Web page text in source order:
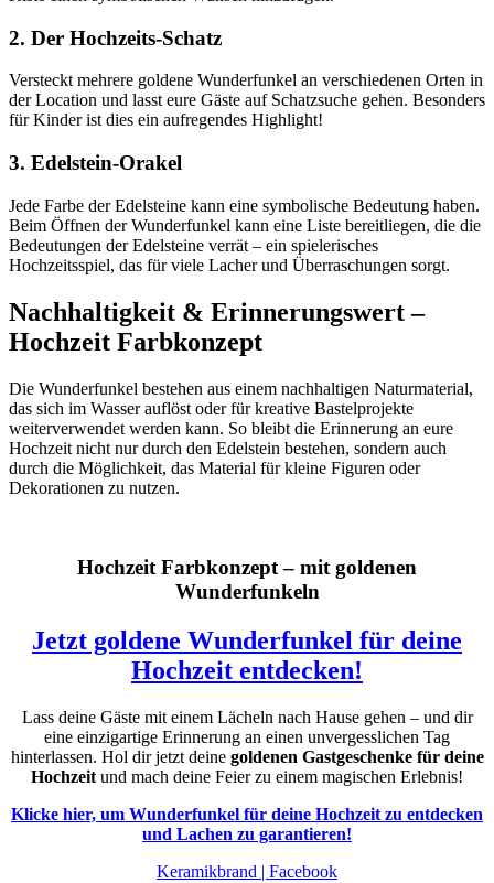
2. Der Hochzeits-Schatz
Versteckt mehrere goldene Wunderfunkel an verschiedenen Orten in
der Location und lasst eure Gäste auf Schatzsuche gehen. Besonders
für Kinder ist dies ein aufregendes Highlight!
3. Edelstein-Orakel
Jede Farbe der Edelsteine kann eine symbolische Bedeutung haben.
Beim Öffnen der Wunderfunkel kann eine Liste bereitliegen, die die
Bedeutungen der Edelsteine verrät – ein spielerisches
Hochzeitsspiel, das für viele Lacher und Überraschungen sorgt.
Nachhaltigkeit & Erinnerungswert –
Hochzeit Farbkonzept
Die Wunderfunkel bestehen aus einem nachhaltigen Naturmaterial,
das sich im Wasser auflöst oder für kreative Bastelprojekte
weiterverwendet werden kann. So bleibt die Erinnerung an eure
Hochzeit nicht nur durch den Edelstein bestehen, sondern auch
durch die Möglichkeit, das Material für kleine Figuren oder
Dekorationen zu nutzen.
Hochzeit Farbkonzept – mit goldenen
Wunderfunkeln
Jetzt goldene Wunderfunkel für deine
Hochzeit entdecken!
Lass deine Gäste mit einem Lächeln nach Hause gehen – und dir
eine einzigartige Erinnerung an einen unvergesslichen Tag
hinterlassen. Hol dir jetzt deine goldenen Gastgeschenke für deine
Hochzeit und mach deine Feier zu einem magischen Erlebnis!
Klicke hier, um Wunderfunkel für deine Hochzeit zu entdecken
und Lachen zu garantieren!
Keramikbrand | Facebook